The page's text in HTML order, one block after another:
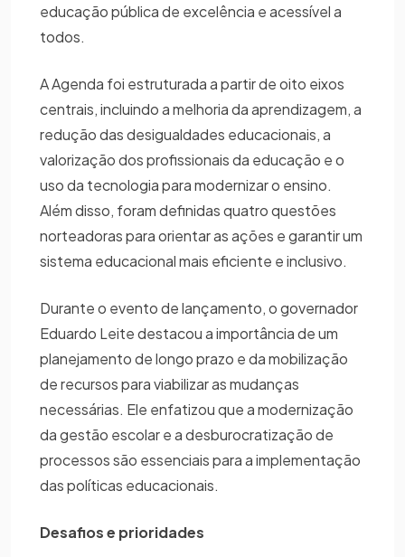
educação pública de excelência e acessível a
todos.
A Agenda foi estruturada a partir de oito eixos
centrais, incluindo a melhoria da aprendizagem, a
redução das desigualdades educacionais, a
valorização dos profissionais da educação e o
uso da tecnologia para modernizar o ensino.
Além disso, foram definidas quatro questões
norteadoras para orientar as ações e garantir um
sistema educacional mais eficiente e inclusivo.
Durante o evento de lançamento, o governador
Eduardo Leite destacou a importância de um
planejamento de longo prazo e da mobilização
de recursos para viabilizar as mudanças
necessárias. Ele enfatizou que a modernização
da gestão escolar e a desburocratização de
processos são essenciais para a implementação
das políticas educacionais.
Desafios e prioridades